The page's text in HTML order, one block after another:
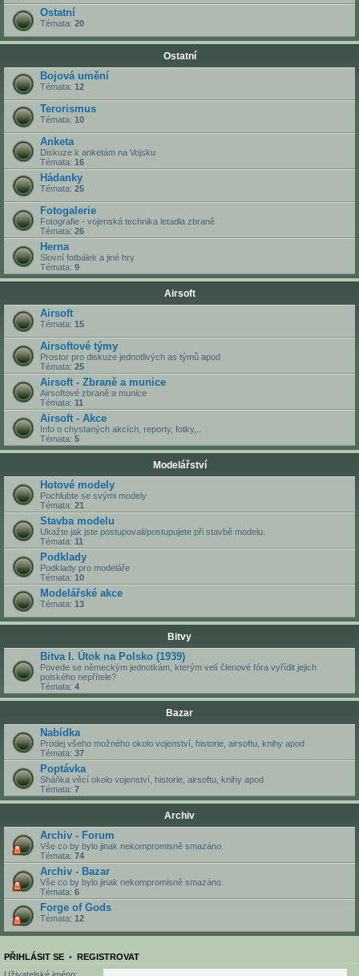
Ostatní
Témata: 20
Ostatní
Bojová umění
Témata: 12
Terorismus
Témata: 10
Anketa
Diskuze k anketám na Vojsku
Témata: 16
Hádanky
Témata: 25
Fotogalerie
Fotografie - vojenská technika letadla zbraně
Témata: 26
Herna
Slovní fotbálek a jiné hry
Témata: 9
Airsoft
Airsoft
Témata: 15
Airsoftové týmy
Prostor pro diskuze jednotlivých as týmů apod
Témata: 25
Airsoft - Zbraně a munice
Airsoftové zbraně a munice
Témata: 11
Airsoft - Akce
Info o chystaných akcích, reporty, fotky,..
Témata: 5
Modelářství
Hotové modely
Pochlubte se svými modely
Témata: 21
Stavba modelu
Ukažte jak jste postupovali/postupujete při stavbě modelu.
Témata: 11
Podklady
Podklady pro modeláře
Témata: 10
Modelářské akce
Témata: 13
Bitvy
Bitva I. Útok na Polsko (1939)
Povede se německým jednotkám, kterým velí členové fóra vyřídit jejich
polského nepřítele?
Témata: 4
Bazar
Nabídka
Prodej všeho možného okolo vojenství, historie, airsoftu, knihy apod
Témata: 37
Poptávka
Sháňka věcí okolo vojenství, historie, airsoftu, knihy apod
Témata: 7
Archiv
Archiv - Forum
Vše co by bylo jinak nekompromisně smazáno.
Témata: 74
Archiv - Bazar
Vše co by bylo jinak nekompromisně smazáno.
Témata: 6
Forge of Gods
Témata: 12
PŘIHLÁSIT SE • REGISTROVAT